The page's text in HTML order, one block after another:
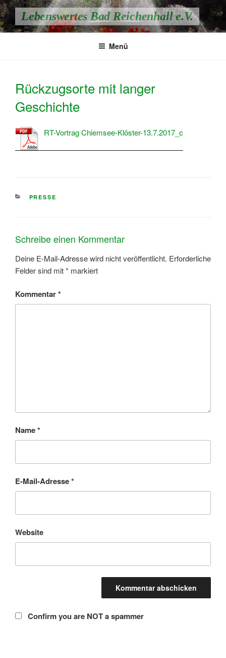
Zum
Inhalt
springen
Lebenswertes Bad Reichenhall e.V.
Menü
Rückzugsorte mit langer
Geschichte
RT-Vortrag Chiemsee-Klöster-13.7.2017_c
KATEGORIEN
PRESSE
Schreibe einen Kommentar
Deine E-Mail-Adresse wird nicht veröffentlicht. Erforderliche
Felder sind mit* markiert
Kommentar*
Name*
E-Mail-Adresse*
Website
Confirm you are NOT a spammer